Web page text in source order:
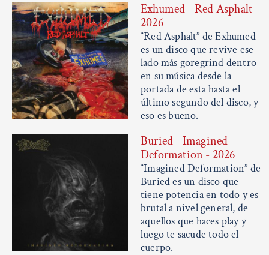
Exhumed - Red Asphalt -
2026
“Red Asphalt” de Exhumed
es un disco que revive ese
lado más goregrind dentro
en su música desde la
portada de esta hasta el
último segundo del disco, y
eso es bueno.
Buried - Imagined
Deformation - 2026
“Imagined Deformation” de
Buried es un disco que
tiene potencia en todo y es
brutal a nivel general, de
aquellos que haces play y
luego te sacude todo el
cuerpo.